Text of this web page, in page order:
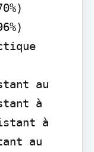
au
à
à
au